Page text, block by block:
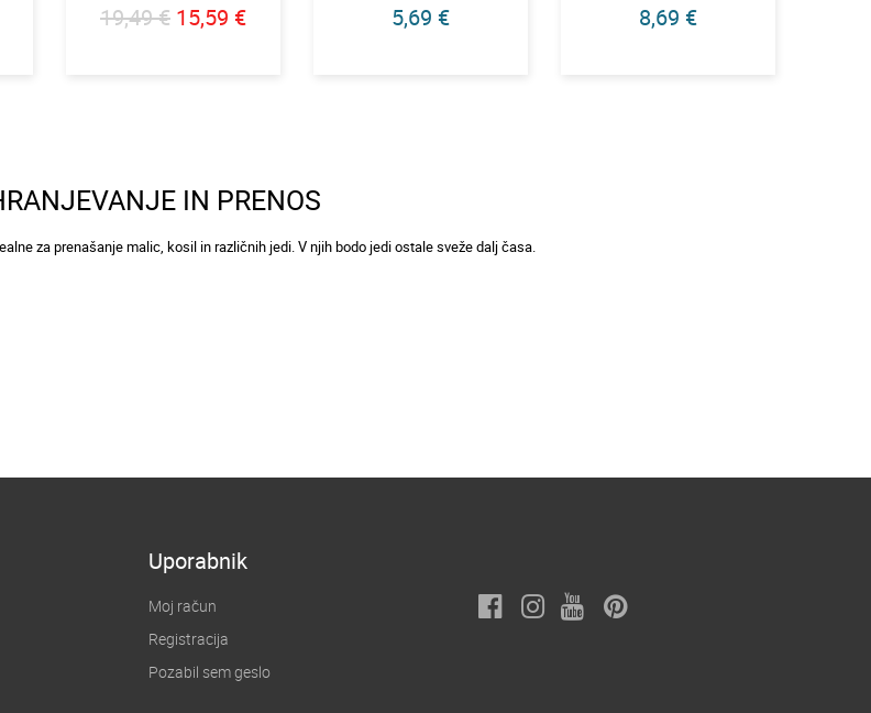
19,49 € 15,59 € 5,69 € 8,69 €
IN PRENOS
za prenašanje malic, kosil in različnih jedi. V njih bodo jedi ostale sveže dalj časa.
Uporabnik
Moj račun
Registracija
Pozabil sem geslo